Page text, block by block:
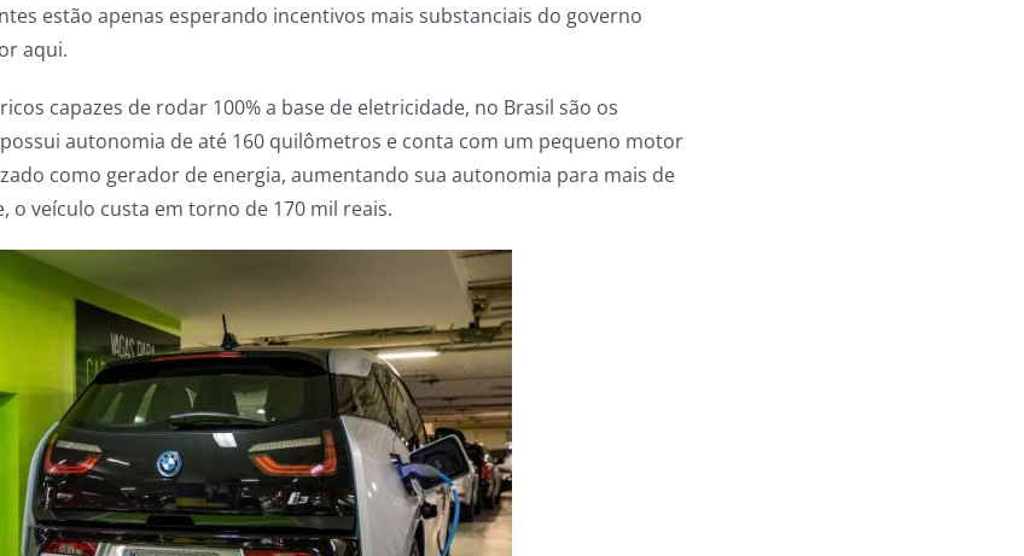
estão apenas esperando incentivos mais substanciais do governo
aqui.
capazes de rodar 100% a base de eletricidade, no Brasil são os
possui autonomia de até 160 quilômetros e conta com um pequeno motor
como gerador de energia, aumentando sua autonomia para mais de
o veículo custa em torno de 170 mil reais.